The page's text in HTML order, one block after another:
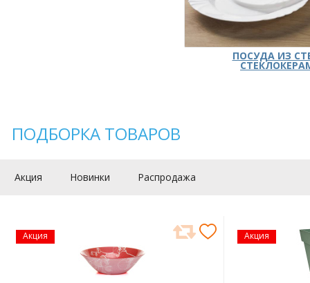
ПОСУДА ИЗ
ПОДБОРКА ТОВАРОВ
Акция Новинки Распродажа
Акция Акция